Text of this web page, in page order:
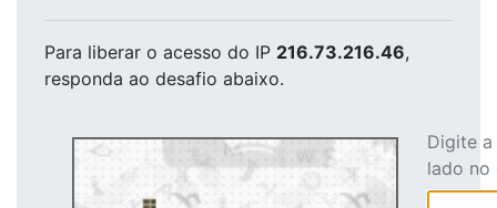
Para liberar o acesso do IP 216.73.216.46,
responda ao desafio abaixo.
Digite
lado no